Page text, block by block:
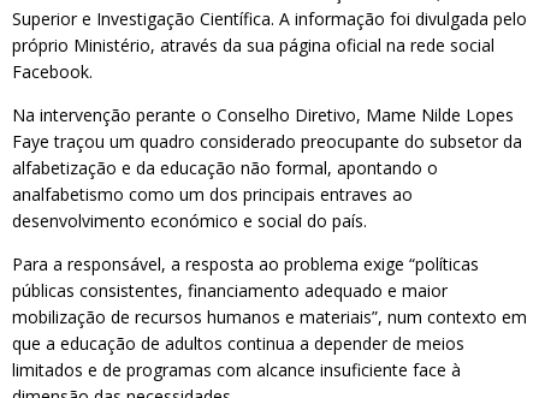
Superior e Investigação Científica. A informação foi divulgada pelo
próprio Ministério, através da sua página oficial na rede social
Facebook.
Na intervenção perante o Conselho Diretivo, Mame Nilde Lopes
Faye traçou um quadro considerado preocupante do subsetor da
alfabetização e da educação não formal, apontando o
analfabetismo como um dos principais entraves ao
desenvolvimento económico e social do país.
Para a responsável, a resposta ao problema exige “políticas
públicas consistentes, financiamento adequado e maior
mobilização de recursos humanos e materiais”, num contexto em
que a educação de adultos continua a depender de meios
limitados e de programas com alcance insuficiente face à